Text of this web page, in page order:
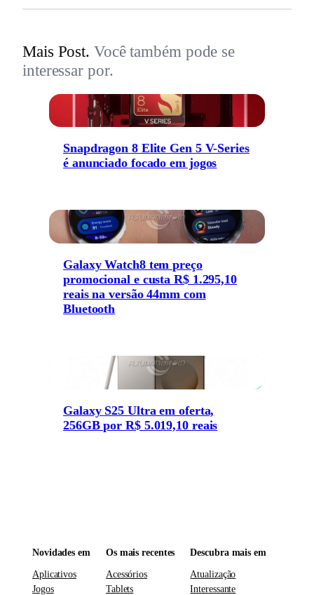
Mais Post. Você também pode se
interessar por.
Snapdragon 8 Elite Gen 5 V-Series
é anunciado focado em jogos
Galaxy Watch8 tem preço
promocional e custa R$ 1.295,10
reais na versão 44mm com
Bluetooth
Galaxy S25 Ultra em oferta,
256GB por R$ 5.019,10 reais
Novidades em
Aplicativos
Jogos
Os mais recentes
Acessórios
Tablets
Descubra mais em
Atualização
Interessante